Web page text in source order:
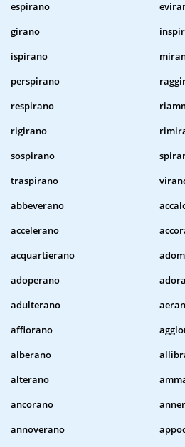
espirano
girano
ispirano
perspirano
respirano
rigirano
sospirano
traspirano
abbeverano
accelerano
acquartierano
adoperano
adulterano
affiorano
alberano
alterano
ancorano
annoverano